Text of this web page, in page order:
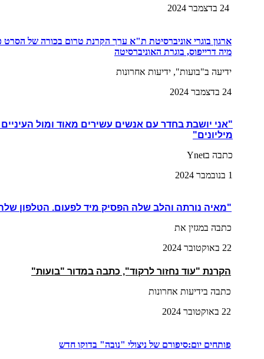
24 בדצמבר 2024
ארגון בוגרי אוניברסיטת ת"א ערך הקרנת טרום בכורה של הסרט
מיה דרייפוס, בוגרת האוניברסיטה
ידיעה ב"בועות", ידיעות אחרונות
24 בדצמבר 2024
"אני יושבת בחדר עם אנשים עשירים מאוד ומול
מיליונים"
כתבה בYnet
1 בנובמבר 2024
"מאיה נורתה והלב שלה הפסיק מיד לפעום. הטלפון
כתבה במגזין את
22 באוקטובר 2024
הקרנת "עוד נחזור לרקוד", כתבה במדור "בועות"
כתבה בידיעות אחרונות
22 באוקטובר 2024
פותחים יום:סיפורם של ניצולי "נובה" בדוקו חדש